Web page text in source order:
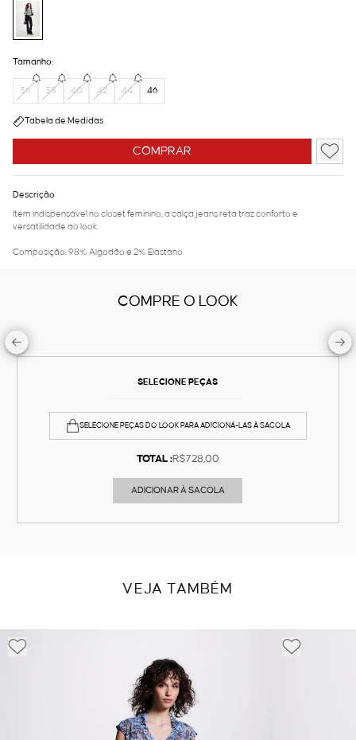
COMPRAR
Tamanho:
36 38 40 42 44 46
Tabela de Medidas
Descrição
Item indispensável no closet feminino, a calça jeans reta traz conforto e
versatilidade ao look.
Composição: 98% Algodão e 2% Elastano
COMPRE O LOOK
SELECIONE PEÇAS
SELECIONE PEÇAS DO LOOK PARA ADICIONÁ-LAS À SACOLA
TOTAL :R$728,00
ADICIONAR À SACOLA
VEJA TAMBÉM